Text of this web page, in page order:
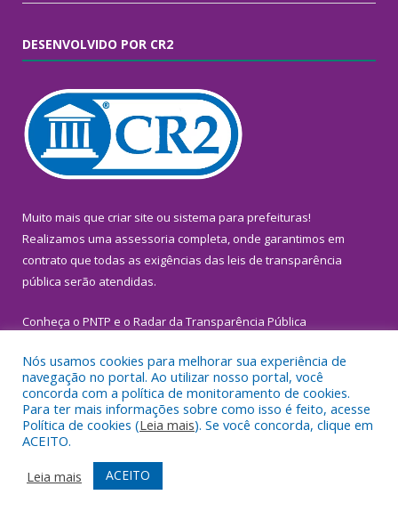
DESENVOLVIDO POR CR2
Muito mais que criar site ou sistema para prefeituras!
Realizamos uma assessoria completa, onde garantimos em
contrato que todas as exigências das leis de transparência
pública serão atendidas.
Conheça o PNTP e o Radar da Transparência Pública
Todos os direitos reservados a Prefeitura Municipal de
Inhangapi.
Mapa do Site
Acessar Área Administrativa
Acessar Webmail
Nós usamos cookies para melhorar sua experiência de
navegação no portal. Ao utilizar nosso portal, você
concorda com a política de monitoramento de cookies.
Para ter mais informações sobre como isso é feito, acesse
Política de cookies (Leia mais). Se você concorda, clique em
ACEITO.
Leia mais
ACEITO